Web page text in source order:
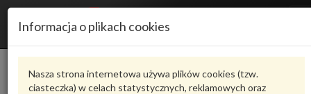
Informacja o plikach cookies
Nasza strona internetowa używa plików cookies (tzw.
ciasteczka) w celach statystycznych, reklamowych oraz
Karta produktu